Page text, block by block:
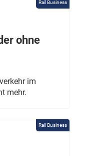
Rail Business
ohne
im
mehr.
Rail Business